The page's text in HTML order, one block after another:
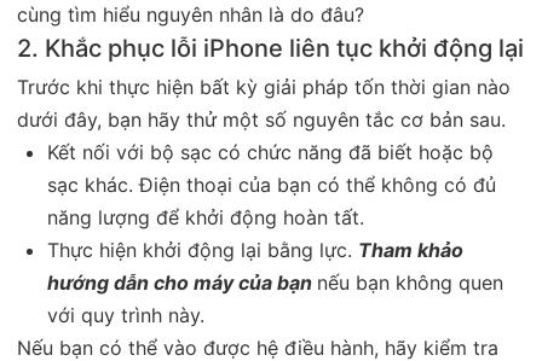
cùng tìm hiểu nguyên nhân là do đâu?
2. Khắc phục lỗi iPhone liên tục khởi động lại
Trước khi thực hiện bất kỳ giải pháp tốn thời gian nào
dưới đây, bạn hãy thử một số nguyên tắc cơ bản sau.
Kết nối với bộ sạc có chức năng đã biết hoặc bộ
sạc khác. Điện thoại của bạn có thể không có đủ
năng lượng để khởi động hoàn tất.
Thực hiện khởi động lại bằng lực. Tham khảo
hướng dẫn cho máy của bạn nếu bạn không quen
với quy trình này.
Nếu bạn có thể vào được hệ điều hành, hãy kiểm tra